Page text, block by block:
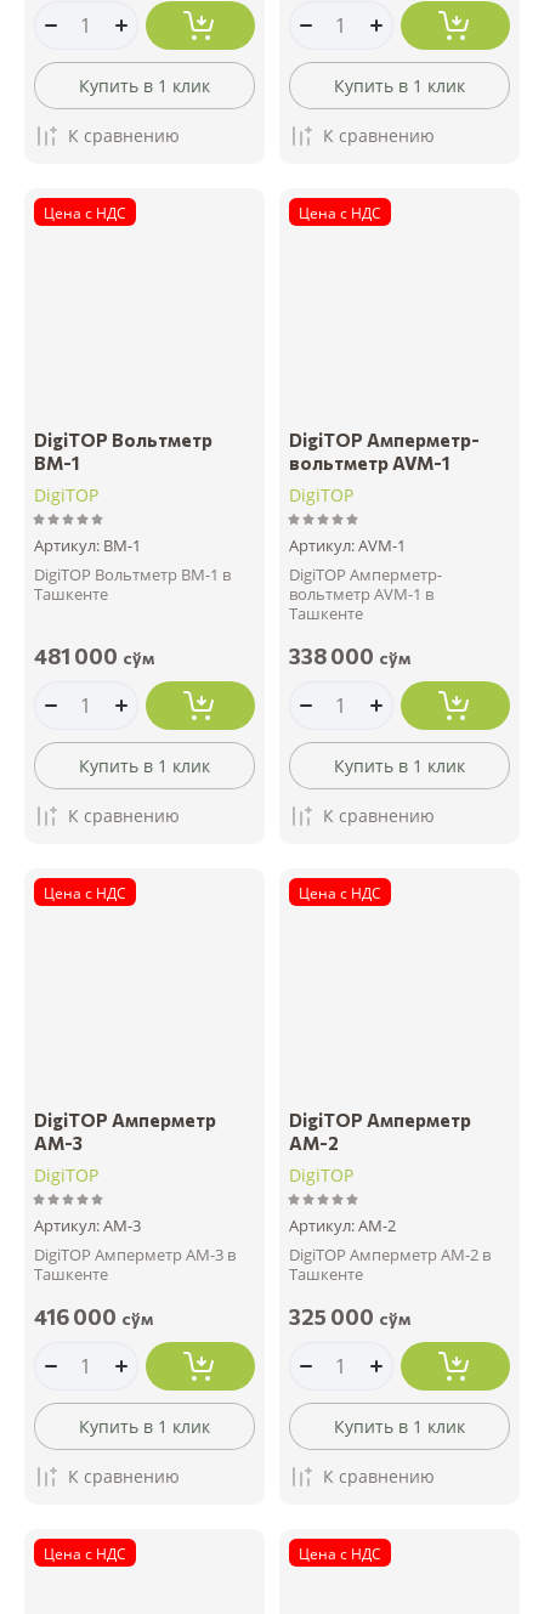
Купить в 1 клик
К сравнению
Купить в 1 клик
К сравнению
Цена с НДС
DigiTOP Вольтметр
ВМ-1
DigiTOP
Артикул: ВМ-1
DigiTOP Вольтметр ВМ-1 в
Ташкенте
481 000 сўм
Купить в 1 клик
К сравнению
Цена с НДС
DigiTOP Амперметр-
вольтметр AVM-1
DigiTOP
Артикул:AVM-1
DigiTOP Амперметр-
вольтметр AVM-1 в
Ташкенте
338 000 сўм
Купить в 1 клик
К сравнению
Цена с НДС
DigiTOP Амперметр
АМ-3
DigiTOP
Артикул:АМ-3
DigiTOP Амперметр АМ-3 в
Ташкенте
416 000 сўм
Купить в 1 клик
К сравнению
Цена с НДС
DigiTOP Амперметр
АМ-2
DigiTOP
Артикул:АМ-2
DigiTOP Амперметр АМ-2 в
Ташкенте
325 000 сўм
Купить в 1 клик
К сравнению
Цена с НДС Цена с НДС